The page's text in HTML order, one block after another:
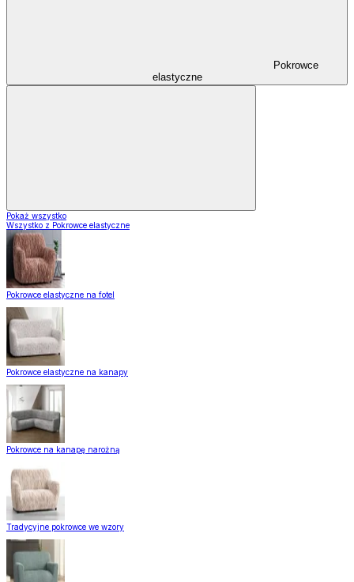
Pokrowce
elastyczne
Pokaż wszystko
Wszystko z Pokrowce elastyczne
Pokrowce elastyczne na fotel
Pokrowce elastyczne na kanapy
Pokrowce na kanapę narożną
Tradycyjne pokrowce we wzory